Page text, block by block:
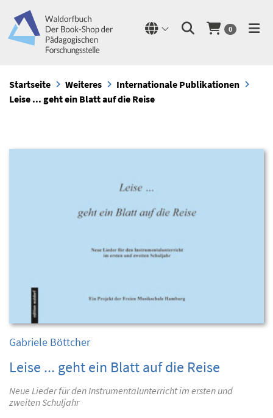
0
Startseite Weiteres
Internationale Publikationen
Leise ... geht ein Blatt auf die Reise
Gabriele Böttcher
Leise ... geht ein Blatt auf die Reise
Neue Lieder für den Instrumentalunterricht im ersten und
zweiten Schuljahr